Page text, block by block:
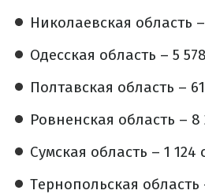
Николаевская область
Одесская область – 5
Полтавская область –
Ровненская область – 8
Сумская область – 1 124
Тернопольская область